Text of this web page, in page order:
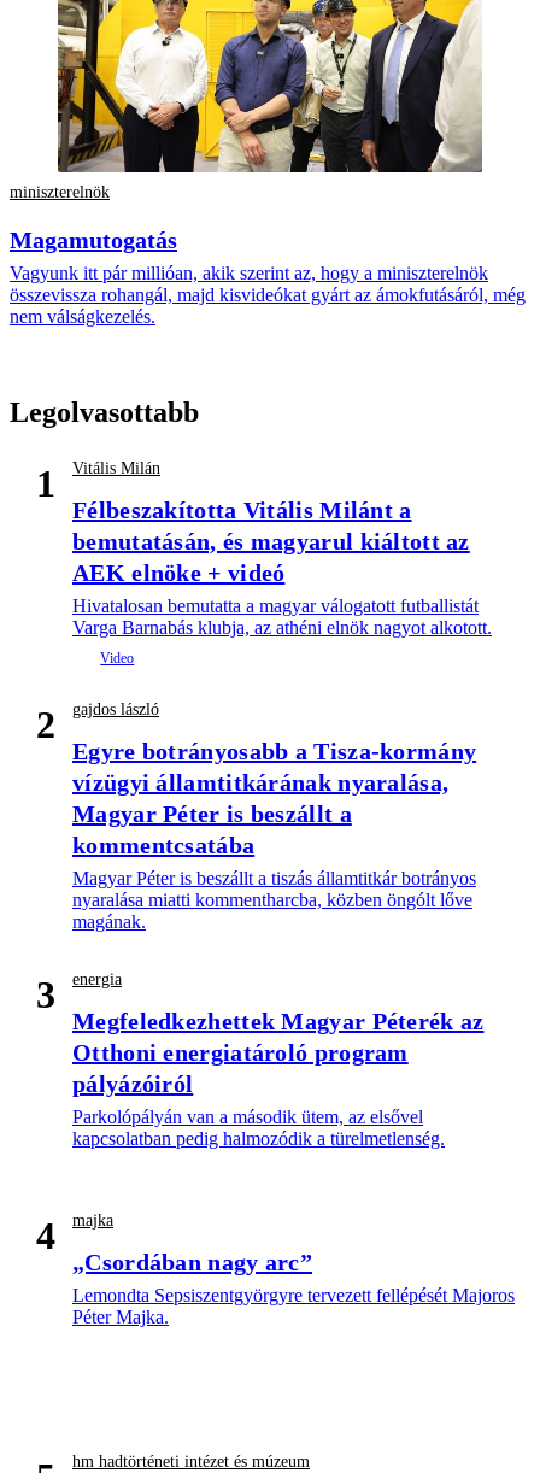
miniszterelnök
Magamutogatás
Vagyunk itt pár millióan, akik szerint az, hogy a miniszterelnök
összevissza rohangál, majd kisvideókat gyárt az ámokfutásáról, még
nem válságkezelés.
Legolvasottabb
1 Vitális Milán
Félbeszakította Vitális Milánt a
bemutatásán, és magyarul kiáltott az
AEK elnöke + videó
Hivatalosan bemutatta a magyar válogatott futballistát
Varga Barnabás klubja, az athéni elnök nagyot alkotott.
2 gajdos lászló
Egyre botrányosabb a Tisza-kormány
vízügyi államtitkárának nyaralása,
Magyar Péter is beszállt a
kommentcsatába
Magyar Péter is beszállt a tiszás államtitkár botrányos
nyaralása miatti kommentharcba, közben öngólt lőve
magának.
3 energia
Megfeledkezhettek Magyar Péterék az
Otthoni energiatároló program
pályázóiról
Parkolópályán van a második ütem, az elsővel
kapcsolatban pedig halmozódik a türelmetlenség.
4 majka
„Csordában nagy arc”
Lemondta Sepsiszentgyörgyre tervezett fellépését Majoros
Péter Majka.
hm hadtörténeti intézet és múzeum